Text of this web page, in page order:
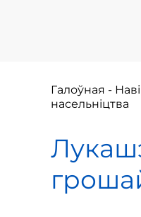
Галоўная -
насельніцтва